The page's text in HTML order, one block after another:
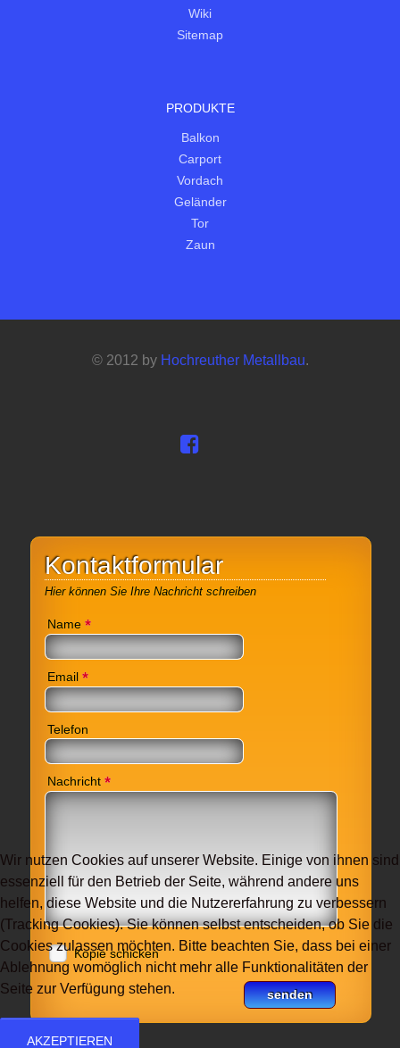
Wiki
Sitemap
PRODUKTE
Balkon
Carport
Vordach
Geländer
Tor
Zaun
© 2012 by Hochreuther Metallbau.
Kontaktformular
Hier können Sie Ihre Nachricht schreiben
Name *
Email *
Telefon
Nachricht *
Kopie schicken
Wir nutzen Cookies auf unserer Website. Einige von ihnen sind
essenziell für den Betrieb der Seite, während andere uns
helfen, diese Website und die Nutzererfahrung zu verbessern
(Tracking Cookies). Sie können selbst entscheiden, ob Sie die
Cookies zulassen möchten. Bitte beachten Sie, dass bei einer
Ablehnung womöglich nicht mehr alle Funktionalitäten der
Seite zur Verfügung stehen.
AKZEPTIEREN